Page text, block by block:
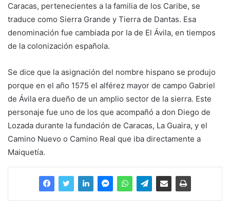
Caracas, pertenecientes a la familia de los Caribe, se
traduce como Sierra Grande y Tierra de Dantas. Esa
denominación fue cambiada por la de El Ávila, en tiempos
de la colonización española.
Se dice que la asignación del nombre hispano se produjo
porque en el año 1575 el alférez mayor de campo Gabriel
de Ávila era dueño de un amplio sector de la sierra. Este
personaje fue uno de los que acompañó a don Diego de
Lozada durante la fundación de Caracas, La Guaira, y el
Camino Nuevo o Camino Real que iba directamente a
Maiquetía.